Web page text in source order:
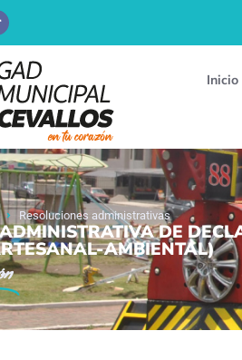
Inicio
Resoluciones administrativas
DE
AMBIENTAL)